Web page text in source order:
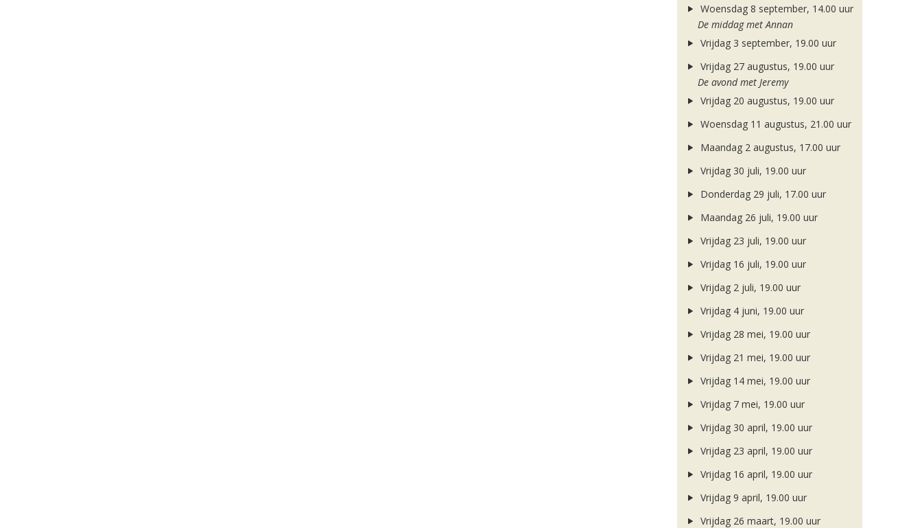
Woensdag 8 september, 14.00 uur
De middag met Annan
Vrijdag 3 september, 19.00 uur
Vrijdag 27 augustus, 19.00 uur
De avond met Jeremy
Vrijdag 20 augustus, 19.00 uur
Woensdag 11 augustus, 21.00 uur
Maandag 2 augustus, 17.00 uur
Vrijdag 30 juli, 19.00 uur
Donderdag 29 juli, 17.00 uur
Maandag 26 juli, 19.00 uur
Vrijdag 23 juli, 19.00 uur
Vrijdag 16 juli, 19.00 uur
Vrijdag 2 juli, 19.00 uur
Vrijdag 4 juni, 19.00 uur
Vrijdag 28 mei, 19.00 uur
Vrijdag 21 mei, 19.00 uur
Vrijdag 14 mei, 19.00 uur
Vrijdag 7 mei, 19.00 uur
Vrijdag 30 april, 19.00 uur
Vrijdag 23 april, 19.00 uur
Vrijdag 16 april, 19.00 uur
Vrijdag 9 april, 19.00 uur
Vrijdag 26 maart, 19.00 uur